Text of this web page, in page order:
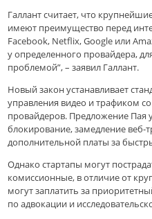
Галлант считает, что
имеют преимущество перед
Facebook, Netflix, Google или
у определенного провайдера,
проблемой”, – заявил Галлант.
Новый закон устанавливает
управления видео и трафиком
провайдеров. Предложение Пая
блокирование, замедление веб-
дополнительной платы за
Однако стартапы могут
комиссионные, в отличие от
могут заплатить за
по адвокации и